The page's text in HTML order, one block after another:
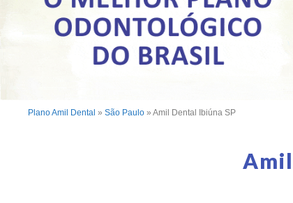
Plano Amil Dental » São Paulo » Amil Dental Ibiúna SP